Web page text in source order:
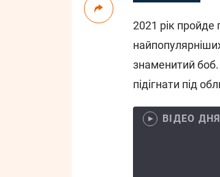
2021 рік пройде
знаменитий
підігнати під
ВІДЕО ДНЯ